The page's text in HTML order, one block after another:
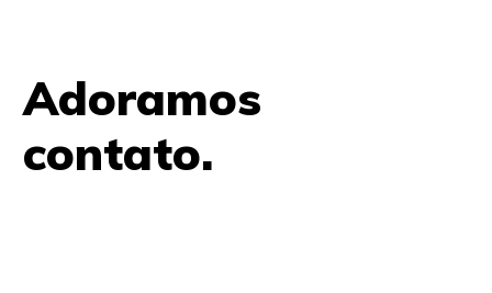
Adoramos
contato.